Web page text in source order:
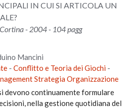
IN CUI SI ARTICOLA UN
- 2004 - 104 pagg
Mancini
-Conflitto e Teoria dei Giochi -
Strategia Organizzazione
devono continuamente formulare
nella gestione quotidiana del